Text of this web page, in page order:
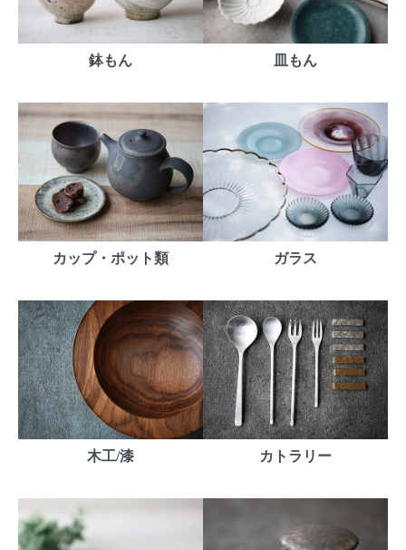
鉢もん 皿もん
カップ・ポット類 ガラス
木工/漆 カトラリー